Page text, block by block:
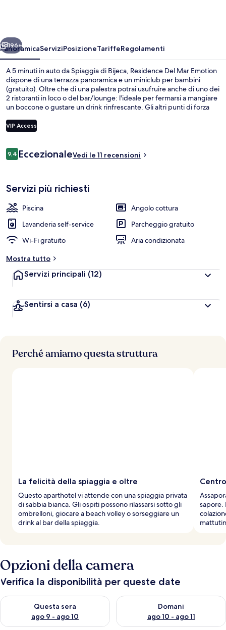
Facciata della struttura
Avanti
196+
PanoramicaServiziPosizioneTariffeRegolamenti
A 5 minuti in auto da Spiaggia di Bijeca, Residence Del Mar Emotion
dispone di una terrazza panoramica e un miniclub per bambini
(gratuito). Oltre che di una palestra potrai usufruire anche di uno dei
2 ristoranti in loco o del bar/lounge: l'ideale per fermarsi a mangiare
un boccone o gustare un drink rinfrescante. Gli altri punti di forza
all'aperto, mentre gli appartamenti assicurano il massimo comfort
con tocchi esclusivi come soffione a pioggia e macchina per caffè
VIP Access
Recensioni
9,49,4 su 10
EccezionaleVedi le 11 recensioni
Servizi più richiesti
Piscina
Angolo cottura
Lavanderia self-service
Parcheggio gratuito
Wi-Fi gratuito
Aria condizionata
Mostra tutto
Servizi principali (12)
Sentirsi a casa (6)
Perché amiamo questa struttura
La felicità della spiaggia e oltre
Questo aparthotel vi attende con una spiaggia privata
di sabbia bianca. Gli ospiti possono rilassarsi sotto gli
ombrelloni, giocare a beach volley o sorseggiare un
drink al bar della spiaggia.
sapore.
Opzioni della camera
Verifica la disponibilità per queste date
Questa sera
ago 9 - ago 10
Verifica la disponibilità per questa sera, ago 9 - ago 10
Domani
ago 10 - ago 11
Verifica la disponibilità per